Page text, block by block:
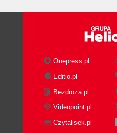
Onepress.pl
Editio.pl
Bezdroza.pl
Videopoint.pl
Czytalisek.pl